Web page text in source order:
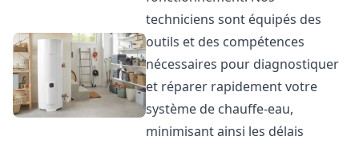
techniciens sont équipés des
outils et des compétences
nécessaires pour diagnostiquer
et réparer rapidement votre
système de chauffe-eau,
minimisant ainsi les délais